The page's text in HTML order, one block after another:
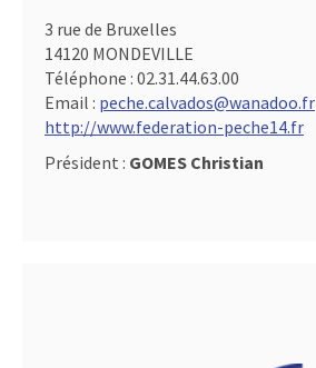
3 rue de Bruxelles
14120 MONDEVILLE
Téléphone : 02.31.44.63.00
Email : peche.calvados@wanadoo.fr
http://www.federation-peche14.fr
Président : GOMES Christian